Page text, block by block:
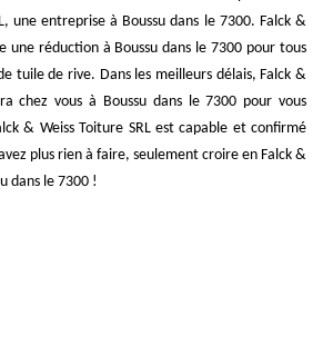
une entreprise à Boussu dans le 7300. Falck &
une réduction à Boussu dans le 7300 pour tous
tuile de rive. Dans les meilleurs délais, Falck &
chez vous à Boussu dans le 7300 pour vous
& Weiss Toiture SRL est capable et confirmé
plus rien à faire, seulement croire en Falck &
dans le 7300 !